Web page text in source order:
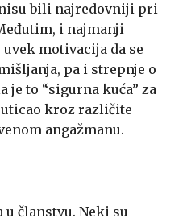
bili najredovniji pri
i najmanji
motivacija da se
pa i strepnje o
je to “sigurna kuća” za
kroz različite
angažmanu.
članstvu. Neki su